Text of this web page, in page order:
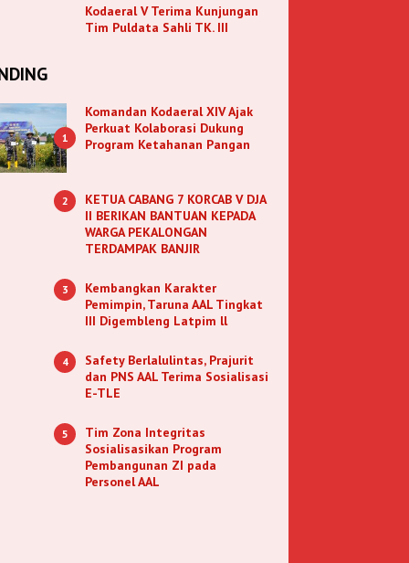
Kodaeral V Terima Kunjungan
Tim Puldata Sahli TK. III
1
Komandan Kodaeral XIV Ajak
Perkuat Kolaborasi Dukung
Program Ketahanan Pangan
2
KETUA CABANG 7 KORCAB V DJA
II BERIKAN BANTUAN KEPADA
WARGA PEKALONGAN
TERDAMPAK BANJIR
3
Kembangkan Karakter
Pemimpin, Taruna AAL Tingkat
III Digembleng Latpim ll
4
Safety Berlalulintas, Prajurit
dan PNS AAL Terima Sosialisasi
E-TLE
5
Tim Zona Integritas
Sosialisasikan Program
Pembangunan ZI pada
Personel AAL